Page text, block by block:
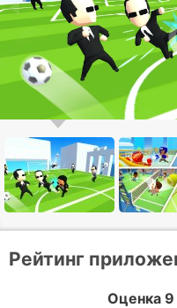
Рейтинг
Оценка 9